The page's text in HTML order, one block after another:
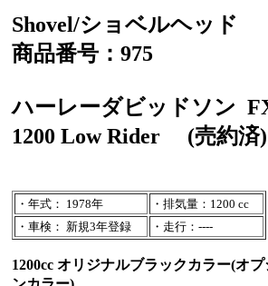
Shovel/ショベルヘッド
商品番号：975
ハーレーダビッドソン
1200 Low Rider
(売約済)
・年式： 1978年
・排気量：1200 cc
・車検： 新規3年登録
・走行：----
1200cc オリジナルブラックカラー(オプ